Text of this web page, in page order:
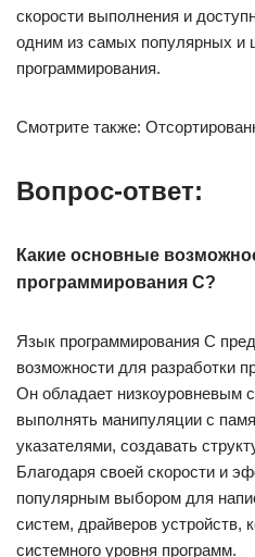
скорости выполнения и
одним из самых популярных и
программирования.
Смотрите также:
Вопрос-ответ:
Какие основные
программирования C?
Язык программирования C
возможности для разработки
Он обладает низкоуровневым
выполнять манипуляции с
указателями, создавать
Благодаря своей скорости и
популярным выбором для
систем, драйверов устройств,
системного уровня программ.